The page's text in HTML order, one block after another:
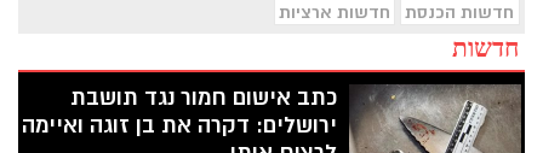
חדשות הכנסת
חדשות ארציות
חדשות
כתב אישום חמור נגד תושבת
ירושלים: דקרה את בן זוגה ואיימה